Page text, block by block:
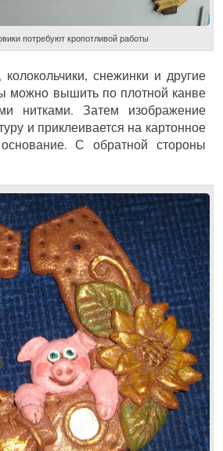
потребуют кропотливой работы
колокольчики, снежинки и другие
можно вышить по плотной канве
нитками. Затем изображение
и приклеивается на картонное
С обратной стороны